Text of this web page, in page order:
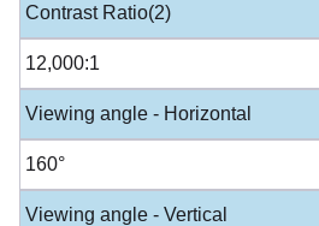
Contrast Ratio(2)
12,000:1
Viewing angle - Horizontal
160°
Viewing angle - Vertical